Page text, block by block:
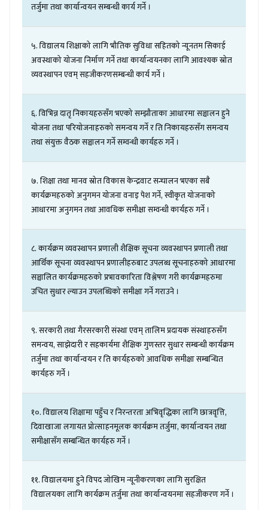
तर्जुमातथाकार्यान्वयनसम्बन्धीकार्यगर्ने ।
५.विद्यालयशिक्षाकोलागिभौतिकसुविधासहितकोन्यूनतमसिकाई
अवस्थाकोयोजनानिर्माणगर्नेतथाकार्यान्वयनकालागिआवश्यकस्रोत
व्यवस्थापनएवम्सहजीकरणसम्बन्धीकार्यगर्ने ।
६.विभिन्नदातृनिकायहरुसँगभएकोसम्झौताकाआधारमासञ्चालनहुने
योजनातथापरियोजनाहरुकोसमन्वयगर्नेरतिनिकायहरुसँगसमन्वय
तथासंयुक्तवैठकसञ्चालनगर्नेसम्वन्धीकार्यहरुगर्ने ।
७.शिक्षातथामानवस्रोतविकासकेन्द्रवाटसन्चालनभएकासबै
कार्यक्रमहरुकोअनुगमनयोजनावनाइपेशगर्ने,स्वीकृतयोजनाको
आधारमाअनुगमनतथाआवधिकसमीक्षासम्वन्धीकार्यहरुगर्ने ।
८.कार्यक्रमव्यवस्थापनप्रणालीशैक्षिकसूचनाव्यवस्थापनप्रणालीतथा
आर्थिकसूचनाव्यवस्थापनप्रणालीहरुबाटउपलब्धसूचनाहरुकोआधारमा
सञ्चालितकार्यक्रमहरुकोप्रभावकारिताविश्लेषणगरीकार्यक्रमहरुमा
उचितसुधारल्याउनउपलब्धिकोसमीक्षागर्नेगराउने ।
९.सरकारीतथागैरसरकारीसंस्थाएवम्तालिमप्रदायकसंस्थाहरुसँग
समन्वय,साझेदारीरसहकार्यमाशैक्षिकगुणस्तरसुधारसम्बन्धीकार्यक्रम
तर्जुमातथाकार्यान्वयनरतिकार्यहरुकोआवधिकसमीक्षासम्बन्धित
कार्यहरुगर्ने ।
१०.विद्यालयशिक्षामापहुँचरनिरन्तरताअभिवृद्धिकालागिछात्रवृत्ति,
दिवाखाजालगायतप्रोत्साहनमूलककार्यक्रमतर्जुमा,कार्यान्वयनतथा
समीक्षासँगसम्बन्धितकार्यहरुगर्ने ।
११.विद्यालयमाहुनेविपदजोखिमन्यूनीकरणकालागिसुरक्षित
विद्यालयकालागिकार्यक्रमतर्जुमातथाकार्यान्वयनमासहजीकरणगर्ने ।